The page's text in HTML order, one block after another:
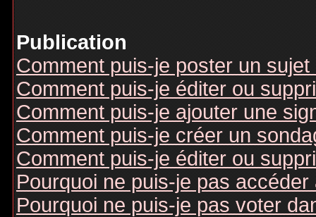
Publication
Comment puis-je poster un
Comment puis-je éditer ou
Comment puis-je ajouter une
Comment puis-je créer un
Comment puis-je éditer ou
Pourquoi ne puis-je pas accéder
Pourquoi ne puis-je pas voter